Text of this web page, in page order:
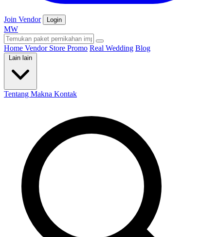
Join Vendor Login
MW
Home Vendor Store Promo Real Wedding Blog
Lain lain
Tentang Makna Kontak